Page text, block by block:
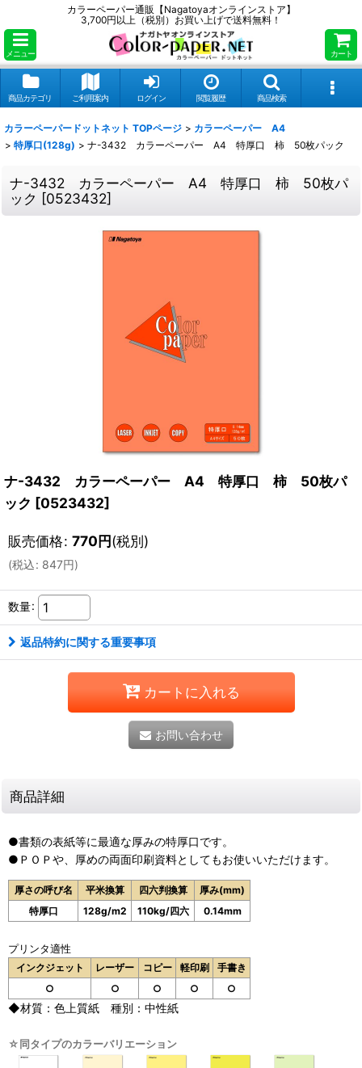
カラーペーパー通販【Nagatoyaオンラインストア】
3,700円以上（税別）お買い上げで送料無料！
メニュー カート
商品カテゴリ ご利用案内 ログイン 閲覧履歴 商品検索
カラーペーパードットネット TOPページ > カラーペーパー A4
> 特厚口(128g) > ナ-3432 カラーペーパー A4 特厚口 柿 50枚パック
ナ-3432 カラーペーパー A4 特厚口 柿 50枚パ
ック [0523432]
ナ-3432 カラーペーパー A4 特厚口 柿 50枚パ
ック [0523432]
販売価格: 770円(税別)
(税込: 847円)
数量:
返品特約に関する重要事項
カートに入れる
お問い合わせ
商品詳細
●書類の表紙等に最適な厚みの特厚口です。
●ＰＯＰや、厚めの両面印刷資料としてもお使いいただけます。
厚さの呼び名 平米換算 四六判換算
厚み(mm)
特厚口
128g/m2 110kg/四六 0.14mm
プリンタ適性
インクジェット レーザー コピー 軽印刷
手書き
○
○ ○ ○ ○
◆材質：色上質紙 種別：中性紙
☆同タイプのカラーバリエーション